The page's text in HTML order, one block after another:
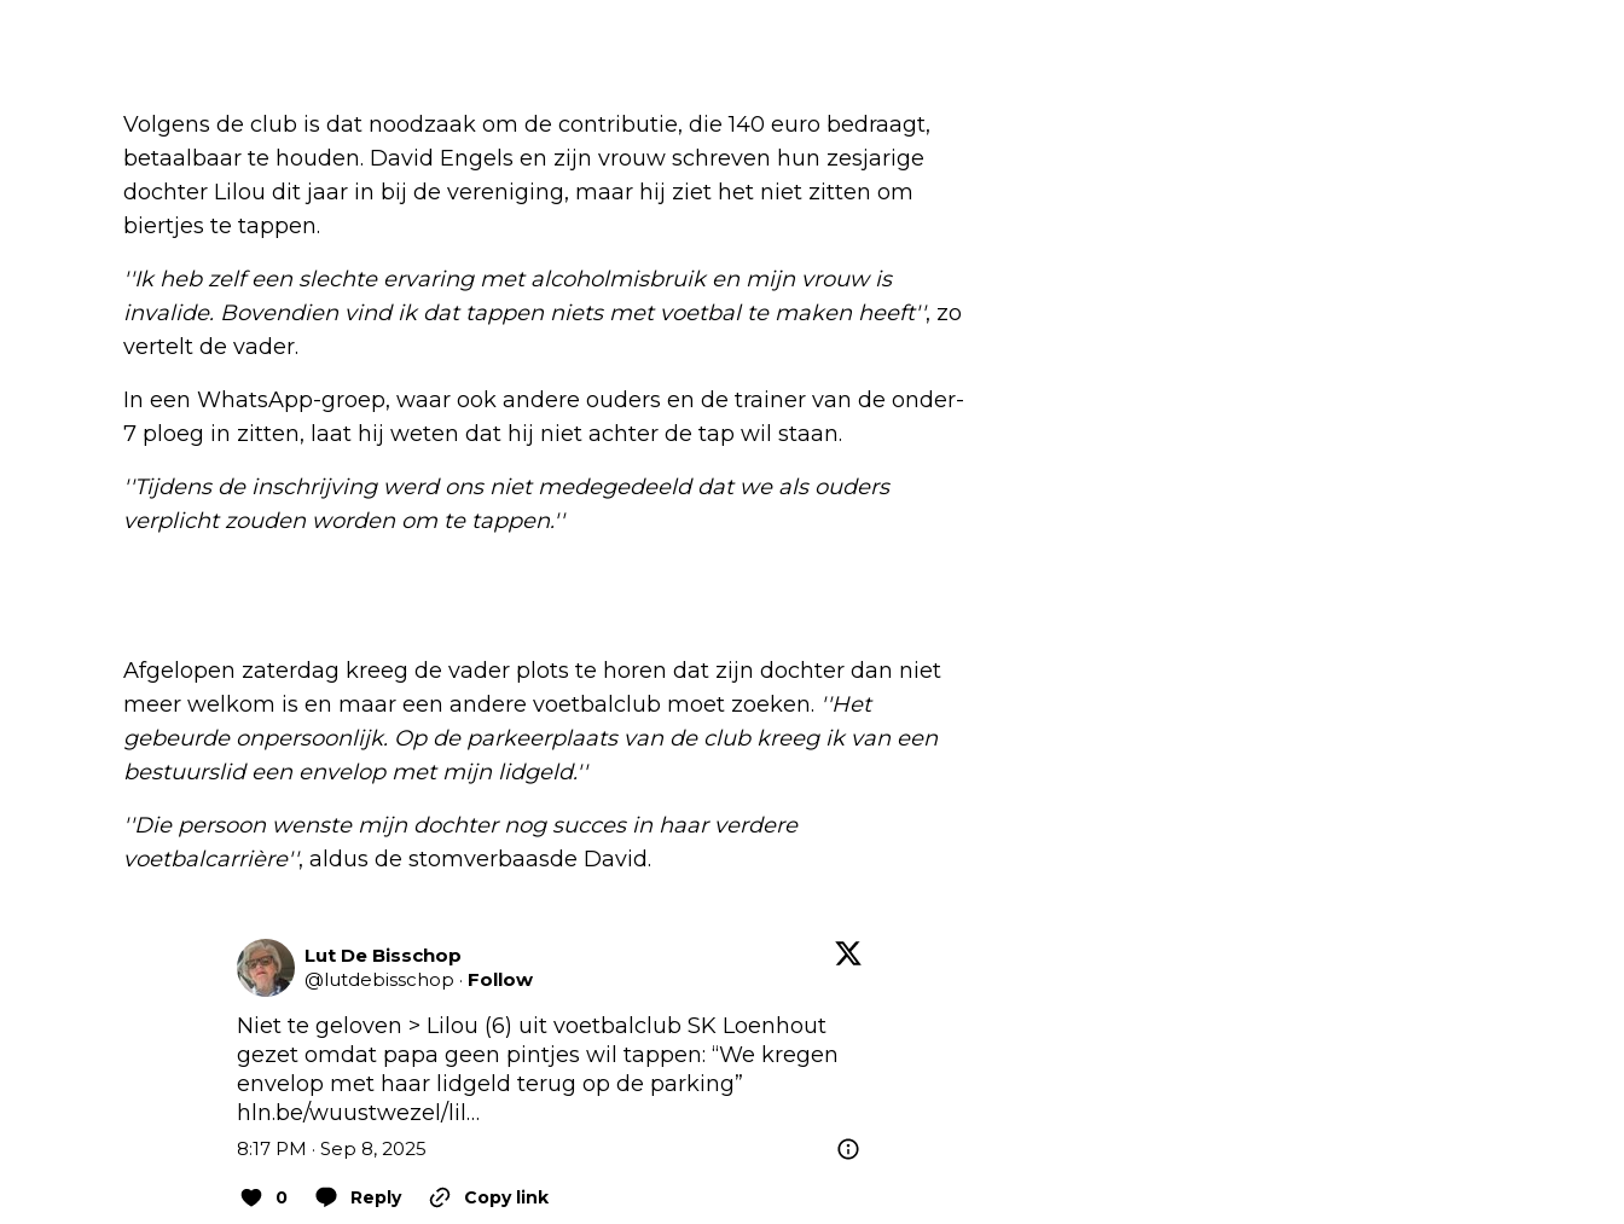
Volgens de club is dat noodzaak om de contributie, die 140 euro bedraagt,
betaalbaar te houden. David Engels en zijn vrouw schreven hun zesjarige
dochter Lilou dit jaar in bij de vereniging, maar hij ziet het niet zitten om
biertjes te tappen.
''Ik heb zelf een slechte ervaring met alcoholmisbruik en mijn vrouw is
invalide. Bovendien vind ik dat tappen niets met voetbal te maken heeft'', zo
vertelt de vader.
In een WhatsApp-groep, waar ook andere ouders en de trainer van de onder-
7 ploeg in zitten, laat hij weten dat hij niet achter de tap wil staan.
''Tijdens de inschrijving werd ons niet medegedeeld dat we als ouders
verplicht zouden worden om te tappen.''
Afgelopen zaterdag kreeg de vader plots te horen dat zijn dochter dan niet
meer welkom is en maar een andere voetbalclub moet zoeken. ''Het
gebeurde onpersoonlijk. Op de parkeerplaats van de club kreeg ik van een
bestuurslid een envelop met mijn lidgeld.''
''Die persoon wenste mijn dochter nog succes in haar verdere
voetbalcarrière'', aldus de stomverbaasde David.
Lut De Bisschop
@lutdebisschop · Follow
Niet te geloven > Lilou (6) uit voetbalclub SK Loenhout
gezet omdat papa geen pintjes wil tappen: “We kregen
hln.be/wuustwezel/lil…
8:17 PM · Sep 8, 2025
0 Reply
Copy link